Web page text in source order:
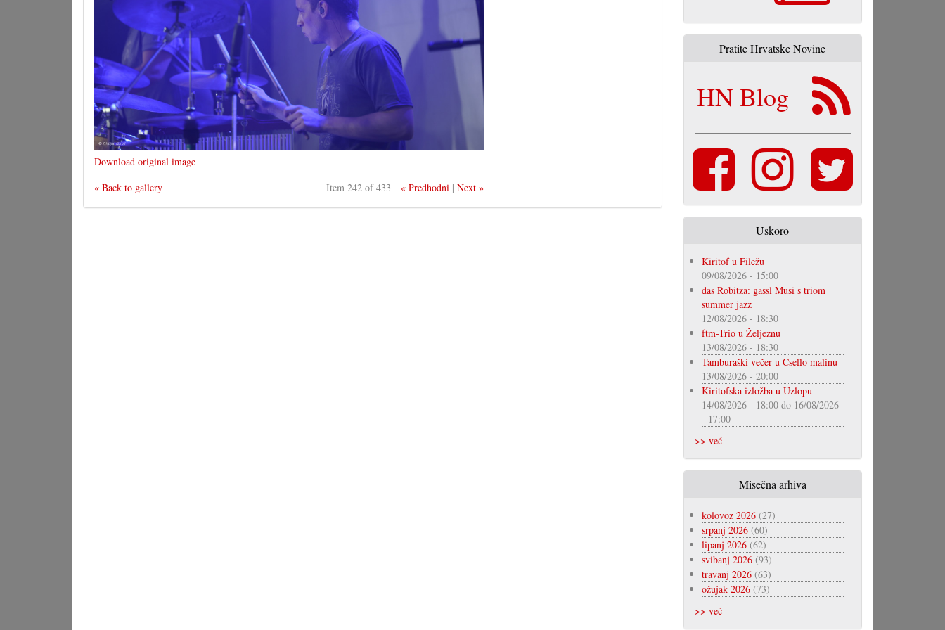
Download original image
« Back to gallery
Item 242 of 433 « Predhodni |Next »
Pratite Hrvatske Novine
HN Blog
Uskoro
Kiritof u Filežu
09/08/2026 - 15:00
das Robitza: gassl Musi s triom
summer jazz
12/08/2026 - 18:30
ftm-Trio u Željeznu
13/08/2026 - 18:30
Tamburaški večer u Csello malinu
13/08/2026 - 20:00
Kiritofska izložba u Uzlopu
14/08/2026 - 18:00do 16/08/2026
- 17:00
>> već
Misečna arhiva
kolovoz 2026(27)
srpanj 2026(60)
lipanj 2026(62)
svibanj 2026(93)
travanj 2026(63)
ožujak 2026(73)
>> već